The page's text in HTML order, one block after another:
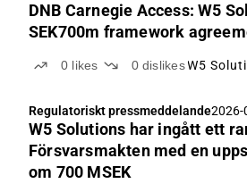
DNB Carnegie Access: W5
SEK700m framework
0 likes 0 dislikes W5
Regulatoriskt pressmeddelande2026-
W5 Solutions har ingått ett
Försvarsmakten med en
om 700 MSEK